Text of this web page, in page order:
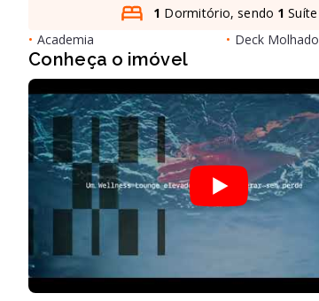
1 Dormitório, sendo 1 Suíte
• Academia • Deck Molhado
Conheça o imóvel